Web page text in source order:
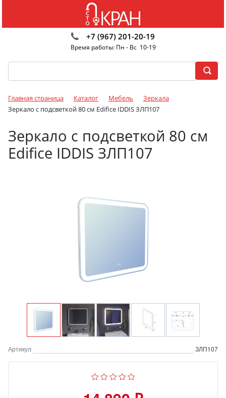
+7 (967) 201-20-19
Время работы: Пн - Вс 10-19
Главная страница Каталог Мебель
Зеркала
Зеркало с подсветкой 80 см Edifice IDDIS ЗЛП107
Зеркало с подсветкой 80 см
Edifice IDDIS ЗЛП107
Артикул ЗЛП107